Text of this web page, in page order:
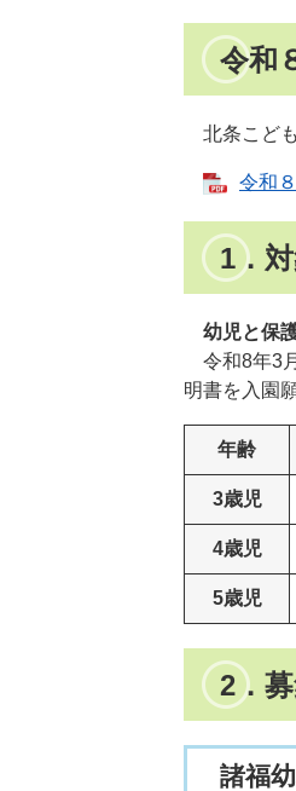
令和
北条こど
令和
1．
幼児と保護
令和8年3
明書を入園
年齢
3歳児
4歳児
5歳児
2．
諸福